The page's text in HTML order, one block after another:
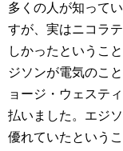
多くの人が知って
すが、実はニコラ
しかったというこ
ジソンが電気のこ
ョージ・ウェステ
払いました。エジ
優れていたという